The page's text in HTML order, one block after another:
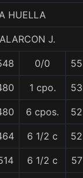
HUELLA
J.
0/0 55
1 cpo. 53
6 cpos. 52
6 1/2 c 52
6 1/2 c 57